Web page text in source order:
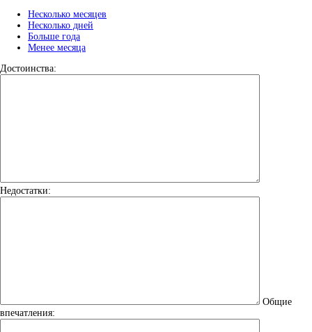
Несколько месяцев
Несколько дней
Больше года
Менее месяца
Достоинства:
Недостатки:
Общие
впечатления: